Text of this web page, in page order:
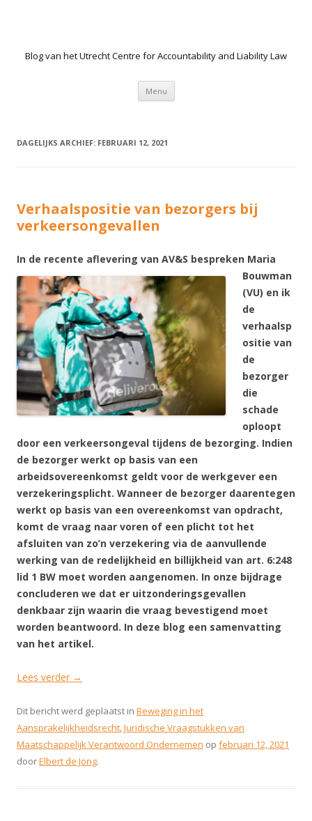
Blog van het Utrecht Centre for Accountability and Liability Law
Menu Spring naar de inhoud
DAGELIJKS ARCHIEF: FEBRUARI 12, 2021
Verhaalspositie van bezorgers bij
verkeersongevallen
In de recente aflevering van AV&S bespreken Maria
Bouwman
(VU) en ik
de
verhaalsp
ositie van
de
bezorger
die
schade
oploopt
door een verkeersongeval tijdens de bezorging. Indien
de bezorger werkt op basis van een
arbeidsovereenkomst geldt voor de werkgever een
verzekeringsplicht. Wanneer de bezorger daarentegen
werkt op basis van een overeenkomst van opdracht,
komt de vraag naar voren of een plicht tot het
afsluiten van zo’n verzekering via de aanvullende
werking van de redelijkheid en billijkheid van art. 6:248
lid 1 BW moet worden aangenomen. In onze bijdrage
concluderen we dat er uitzonderingsgevallen
denkbaar zijn waarin die vraag bevestigend moet
worden beantwoord. In deze blog een samenvatting
van het artikel.
Lees verder →
Dit bericht werd geplaatst in Beweging in het
Aansprakelijkheidsrecht,Juridische Vraagstukken van
Maatschappelijk Verantwoord Ondernemen op februari 12, 2021
doorElbert de Jong.